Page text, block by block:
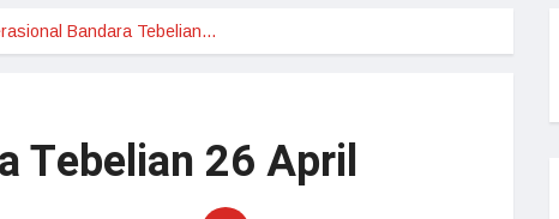
Bandara Tebelian…
Tebelian 26 April